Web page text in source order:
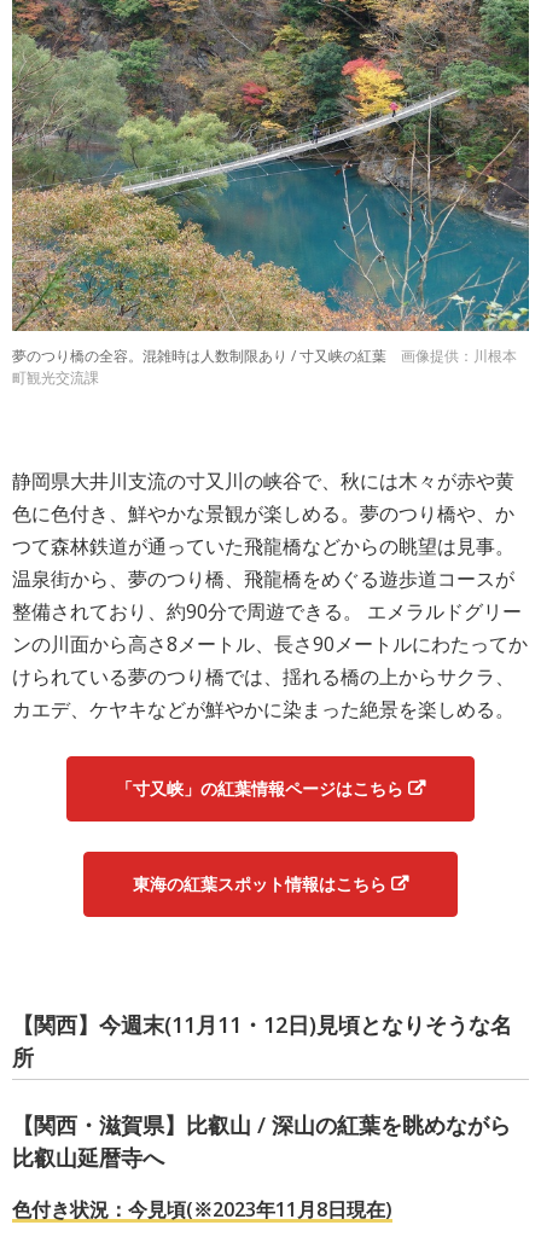
夢のつり橋の全容。混雑時は人数制限あり / 寸又峡の紅葉
画像提供：川根本
町観光交流課
静岡県大井川支流の寸又川の峡谷で、秋には木々が赤や黄
色に色付き、鮮やかな景観が楽しめる。夢のつり橋や、か
つて森林鉄道が通っていた飛龍橋などからの眺望は見事。
温泉街から、夢のつり橋、飛龍橋をめぐる遊歩道コースが
整備されており、約90分で周遊できる。 エメラルドグリー
ンの川面から高さ8メートル、長さ90メートルにわたってか
けられている夢のつり橋では、揺れる橋の上からサクラ、
カエデ、ケヤキなどが鮮やかに染まった絶景を楽しめる。
「寸又峡」の紅葉情報ページはこちら
東海の紅葉スポット情報はこちら
【関西】今週末(11月11・12日)見頃となりそうな名
所
【関西・滋賀県】比叡山 / 深山の紅葉を眺めながら
比叡山延暦寺へ
色付き状況：今見頃(※2023年11月8日現在)